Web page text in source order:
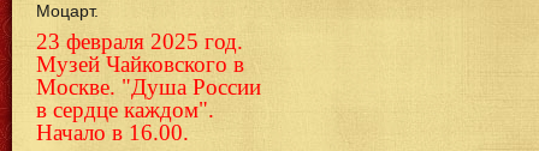
Моцарт.
23 февраля 2025 год.
Музей Чайковского в
Москве. "Душа России
в сердце каждом".
Начало в 16.00.